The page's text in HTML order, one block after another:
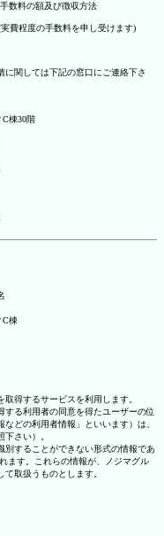
数料の額及び徴収方法
費程度の手数料を申し受けます)
関しては下記の窓口にご連絡下さ
C棟30階
C棟
得するサービスを利用します。
る利用者の同意を得たユーザーの位
どの利用者情報」といいます）は、
さい）。
することができない形式の情報であ
ます。これらの情報が、ノジマグル
取扱うものとします。